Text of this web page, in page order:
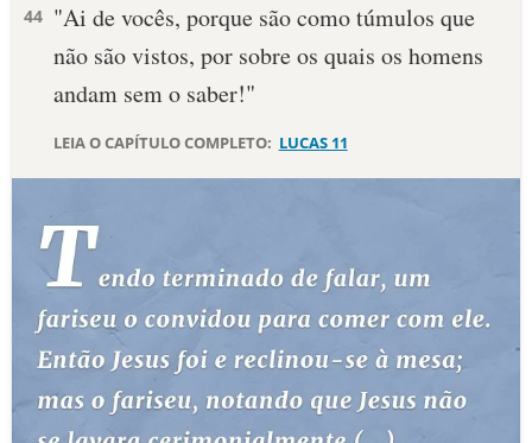
44 "Ai de vocês, porque são como túmulos que
não são vistos, por sobre os quais os homens
andam sem o saber!"
LEIA O CAPÍTULO COMPLETO: LUCAS 11